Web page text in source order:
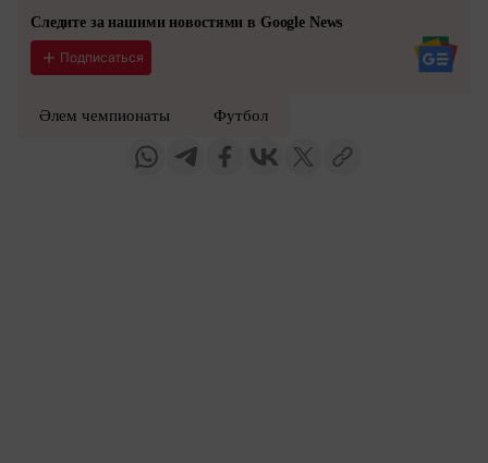
Следите за нашими новостями в Google News
Подписаться
Әлем чемпионаты Футбол